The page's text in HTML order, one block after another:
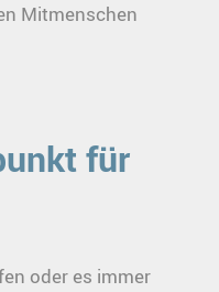
Mitmenschen
für
oder es immer